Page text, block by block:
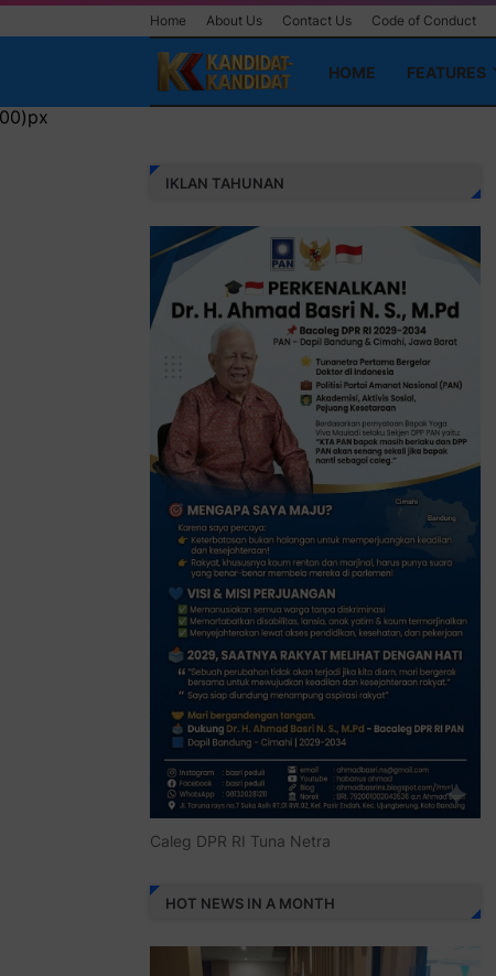
Home About Us Contact Us Code of Conduct
HOME FEATURES
IKLAN TAHUNAN
Caleg DPR RI Tuna Netra
HOT NEWS IN A MONTH